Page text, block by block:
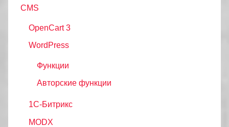
CMS
OpenCart 3
WordPress
Функции
Авторские функции
1С-Битрикс
MODX